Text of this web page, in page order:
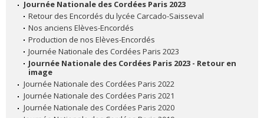
Journée Nationale des Cordées Paris 2023
Retour des Encordés du lycée Carcado-Saisseval
Nos anciens Elèves-Encordés
Production de nos Elèves-Encordés
Journée Nationale des Cordées Paris 2023
Journée Nationale des Cordées Paris 2023 - Retour en
image
Journée Nationale des Cordées Paris 2022
Journée Nationale des Cordées Paris 2021
Journée Nationale des Cordées Paris 2020